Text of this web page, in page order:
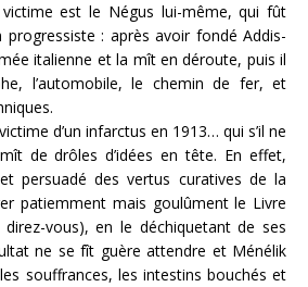
est le Négus lui-même, qui fût
: après avoir fondé Addis-
italienne et la mît en déroute, puis il
l’automobile, le chemin de fer, et
d’un infarctus en 1913… qui s’il ne
de drôles d’idées en tête. En effet,
persuadé des vertus curatives de la
patiemment mais goulûment le Livre
vous), en le déchiquetant de ses
ne se fît guère attendre et Ménélik
souffrances, les intestins bouchés et